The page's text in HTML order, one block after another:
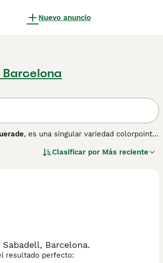
Nuevo anuncio
, es una singular variedad colorpoint
que resaltan su "máscara", de ahí su
lleva bien con niños, perros y otros
cantidad de alérgenos, lo que puede
enredos y mantenerse saludable. Esta
masquerade precio" y "neva
cariñoso.
Clasificar por Más reciente
Barcelona.
resultado perfecto: